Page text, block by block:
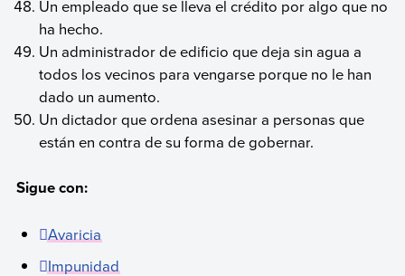
Un empleado que se lleva el crédito por algo que no
ha hecho.
Un administrador de edificio que deja sin agua a
todos los vecinos para vengarse porque no le han
dado un aumento.
Un dictador que ordena asesinar a personas que
están en contra de su forma de gobernar.
Sigue con:
Avaricia
Impunidad